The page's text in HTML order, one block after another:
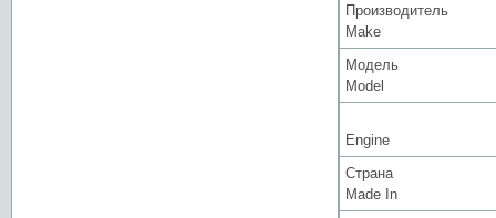
Производитель
Make
Модель
Model
Engine
Страна
Made In